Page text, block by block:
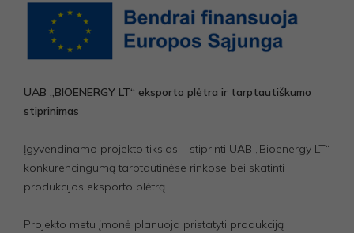
UAB „BIOENERGY LT“ eksporto plėtra ir tarptautiškumo
stiprinimas
Įgyvendinamo projekto tikslas – stiprinti UAB „Bioenergy LT“
konkurencingumą tarptautinėse rinkose bei skatinti
produkcijos eksporto plėtrą.
Projekto metu įmonė planuoja pristatyti produkciją